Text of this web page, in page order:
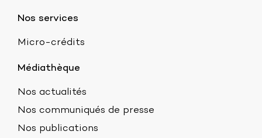
Nos services
Micro-crédits
Médiathèque
Nos actualités
Nos communiqués de presse
Nos publications